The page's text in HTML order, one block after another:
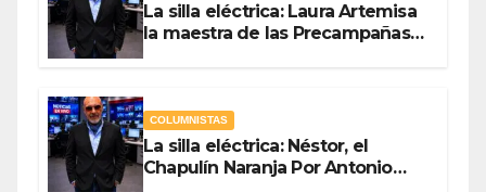
La silla eléctrica: Laura Artemisa
la maestra de las Precampañas
COLUMNISTAS
La silla eléctrica: Néstor, el
Chapulín Naranja Por Antonio